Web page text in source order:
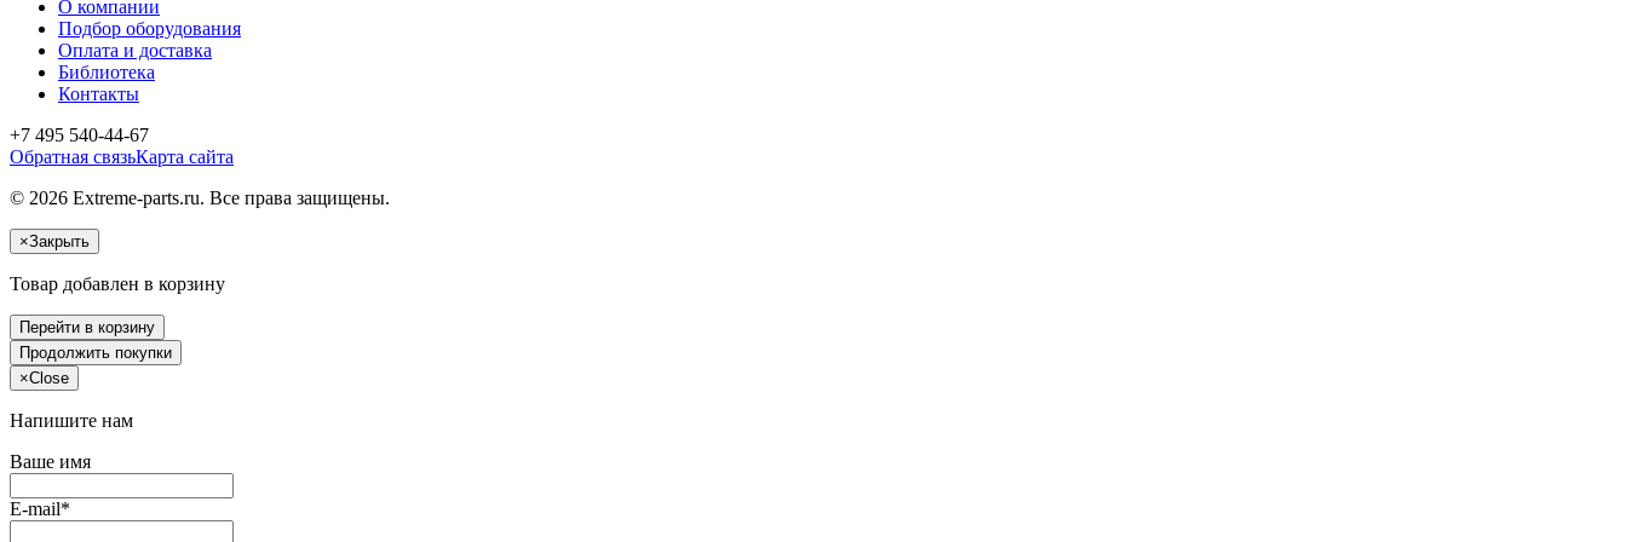
О компании
Подбор оборудования
Оплата и доставка
Библиотека
Контакты
+7 495 540-44-67
Обратная связьКарта сайта
© 2026 Extreme-parts.ru. Все права защищены.
×Закрыть
Товар добавлен в корзину
Перейти в корзину
Продолжить покупки
×Close
Напишите нам
Ваше имя
E-mail*